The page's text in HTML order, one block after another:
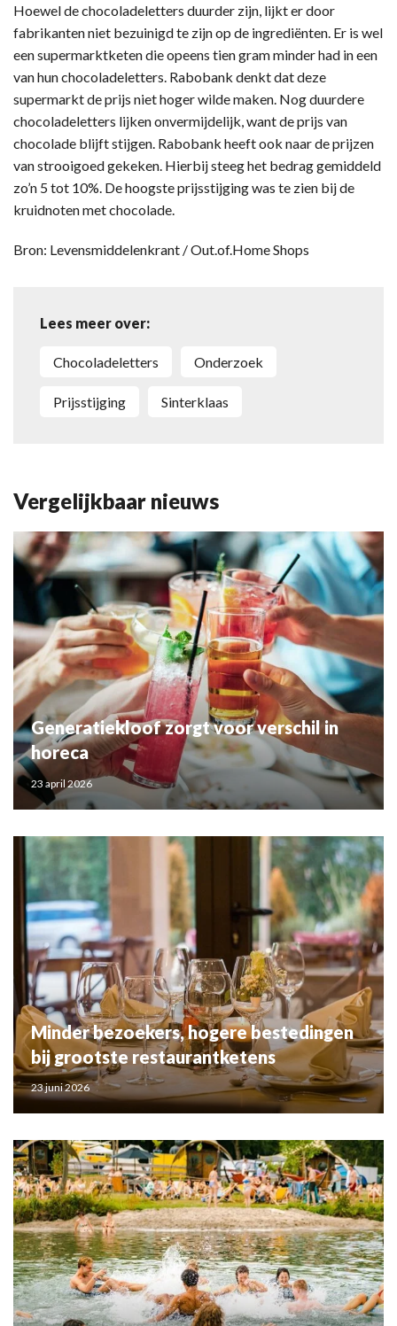
Hoewel de chocoladeletters duurder zijn, lijkt er door
fabrikanten niet bezuinigd te zijn op de ingrediënten. Er is wel
een supermarktketen die opeens tien gram minder had in een
van hun chocoladeletters. Rabobank denkt dat deze
supermarkt de prijs niet hoger wilde maken. Nog duurdere
chocoladeletters lijken onvermijdelijk, want de prijs van
chocolade blijft stijgen. Rabobank heeft ook naar de prijzen
van strooigoed gekeken. Hierbij steeg het bedrag gemiddeld
zo’n 5 tot 10%. De hoogste prijsstijging was te zien bij de
kruidnoten met chocolade.
Bron: Levensmiddelenkrant / Out.of.Home Shops
Lees meer over:
Chocoladeletters Onderzoek
Prijsstijging Sinterklaas
Vergelijkbaar nieuws
Generatiekloof zorgt voor verschil in
horeca
23 april 2026
Minder bezoekers, hogere bestedingen
bij grootste restaurantketens
23 juni 2026